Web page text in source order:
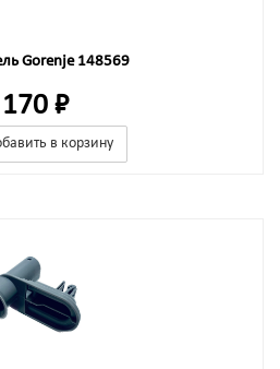
Gorenje 148569
170 ₽
в корзину